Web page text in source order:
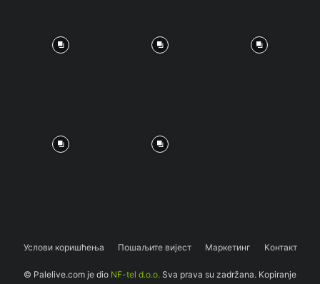
Услови коришћења Пошаљите вијест Маркетинг Контакт
© Palelive.com je dio NF-tel d.o.o. Sva prava su zadržana. Kopiranje